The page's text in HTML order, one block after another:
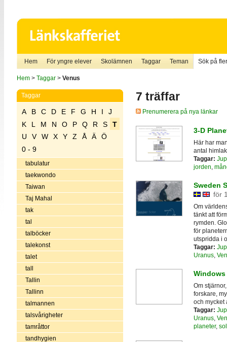
Hem För yngre elever Skolämnen Taggar Teman Sök på
Hem> Taggar> Venus
Taggar
A B C D E F G H I
J
K
L M N O P Q R S
T
U
V W X Y Z Å Ä
Ö
0 - 9
tabulatur
taekwondo
Taiwan
Taj Mahal
tak
tal
talböcker
talekonst
talet
tall
Tallin
Tallinn
talmannen
talsvårigheter
tamråttor
tandhygien
7 träffar
Prenumerera på nya länkar
3-D
Här har
antal
Taggar:
jorden
Sweden
för
Om
tänkt att
rymden.
för
utspridda i
Taggar:
Uranus,
Om
forskare,
och mycket
Taggar:
Uranus,
planeter,